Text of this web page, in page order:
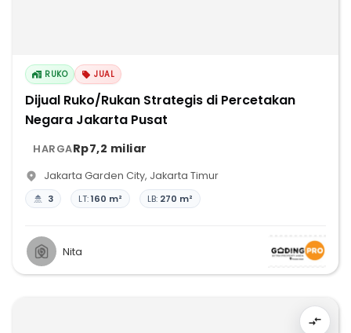
RUKO JUAL
Dijual Ruko/Rukan Strategis di Percetakan
Negara Jakarta Pusat
HARGARp7,2 miliar
Jakarta Garden City, Jakarta Timur
3 LT:160 m² LB: 270 m²
Nita